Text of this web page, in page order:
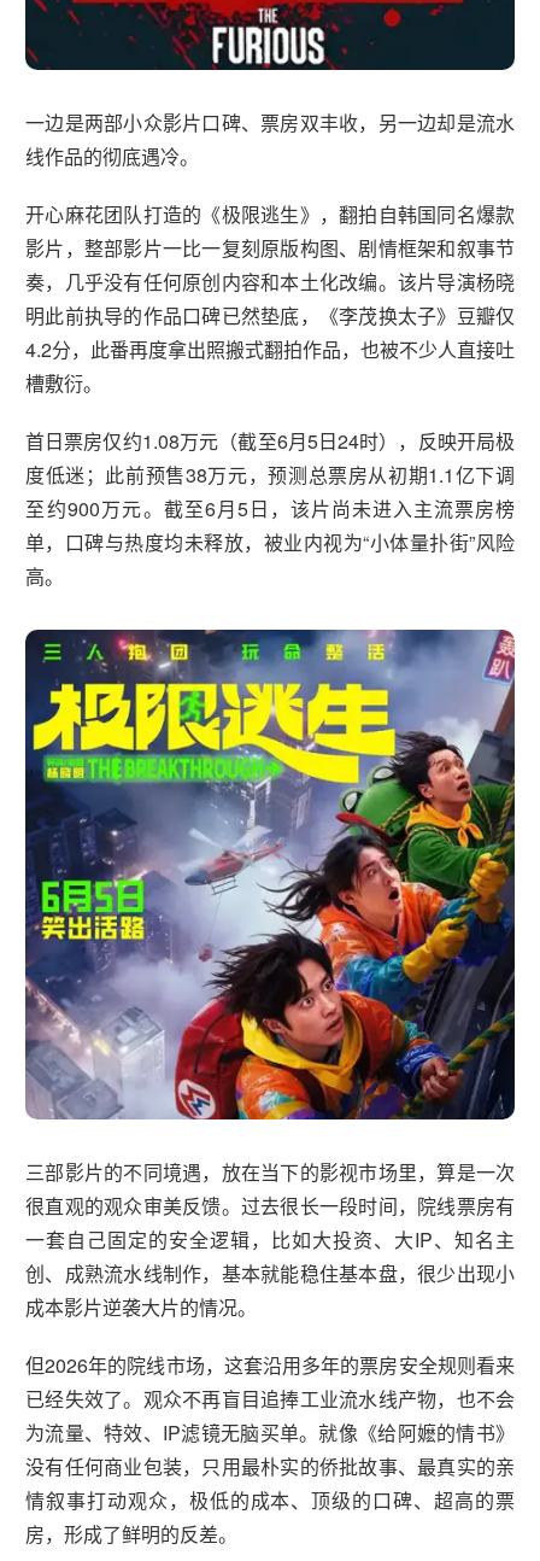
一边是两部小众影片口碑、票房双丰收，另一边却是流水
线作品的彻底遇冷。
开心麻花团队打造的《极限逃生》，翻拍自韩国同名爆款
影片，整部影片一比一复刻原版构图、剧情框架和叙事节
奏，几乎没有任何原创内容和本土化改编。该片导演杨晓
明此前执导的作品口碑已然垫底，《李茂换太子》豆瓣仅
4.2分，此番再度拿出照搬式翻拍作品，也被不少人直接吐
槽敷衍。
首日票房仅‌约1.08万元‌（截至6月5日24时），反映开局极
度低迷；此前预售38万元，预测总票房从初期1.1亿下调
至‌约900万元‌。截至6月5日，该片尚未进入主流票房榜
单，口碑与热度均未释放，被业内视为“小体量扑街”风险
高。‌‌
三部影片的不同境遇，放在当下的影视市场里，算是一次
很直观的观众审美反馈。过去很长一段时间，院线票房有
一套自己固定的安全逻辑，比如大投资、大IP、知名主
创、成熟流水线制作，基本就能稳住基本盘，很少出现小
成本影片逆袭大片的情况。
但2026年的院线市场，这套沿用多年的票房安全规则看来
已经失效了。观众不再盲目追捧工业流水线产物，也不会
为流量、特效、IP滤镜无脑买单。就像《给阿嬷的情书》
没有任何商业包装，只用最朴实的侨批故事、最真实的亲
情叙事打动观众，极低的成本、顶级的口碑、超高的票
房，形成了鲜明的反差。